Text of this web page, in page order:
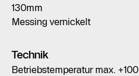
130mm
Messing vernickelt
Technik
Betriebstemperatur max. +100